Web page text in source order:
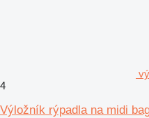
4
Výložník rýpadla na midi